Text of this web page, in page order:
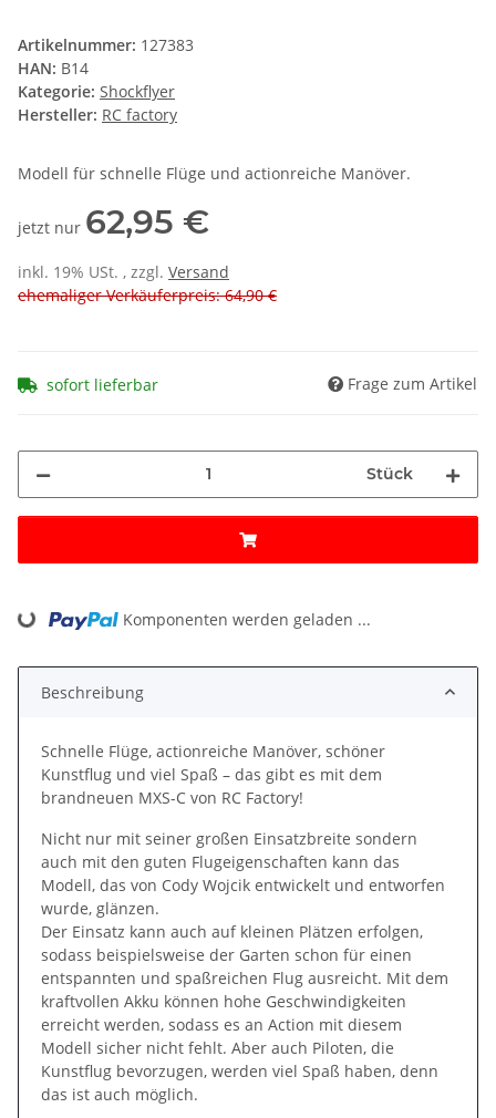
Artikelnummer: 127383
HAN: B14
Kategorie: Shockflyer
Hersteller: RC factory
Modell für schnelle Flüge und actionreiche Manöver.
jetzt nur 62,95 €
inkl. 19% USt. , zzgl. Versand
ehemaliger Verkäuferpreis: 64,90 €
sofort lieferbar Frage zum Artikel
Stück
Loading... Komponenten werden geladen ...
Beschreibung
Schnelle Flüge, actionreiche Manöver, schöner
Kunstflug und viel Spaß – das gibt es mit dem
brandneuen MXS-C von RC Factory!
Nicht nur mit seiner großen Einsatzbreite sondern
auch mit den guten Flugeigenschaften kann das
Modell, das von Cody Wojcik entwickelt und entworfen
wurde, glänzen.
Der Einsatz kann auch auf kleinen Plätzen erfolgen,
sodass beispielsweise der Garten schon für einen
entspannten und spaßreichen Flug ausreicht. Mit dem
kraftvollen Akku können hohe Geschwindigkeiten
erreicht werden, sodass es an Action mit diesem
Modell sicher nicht fehlt. Aber auch Piloten, die
Kunstflug bevorzugen, werden viel Spaß haben, denn
das ist auch möglich.